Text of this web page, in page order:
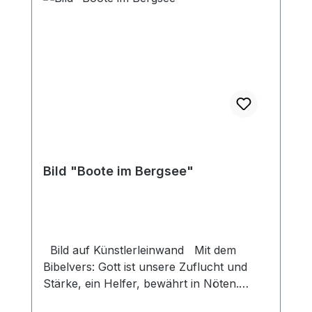
Bild "Boote im Bergsee"
Bild auf Künstlerleinwand Mit dem
Bibelvers: Gott ist unsere Zuflucht und
Stärke, ein Helfer, bewährt in Nöten.